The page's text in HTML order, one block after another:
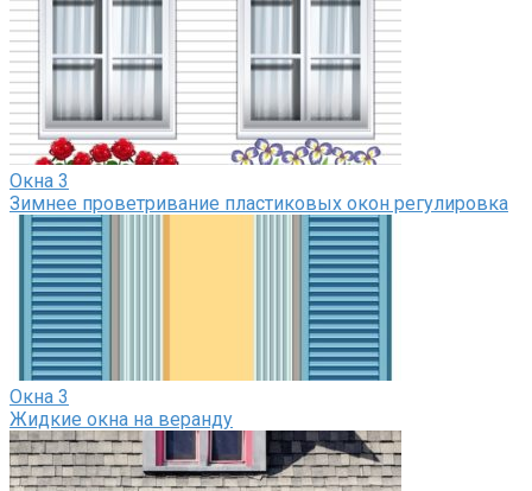
Окна 3
Зимнее проветривание пластиковых окон регулировка
Окна 3
Жидкие окна на веранду